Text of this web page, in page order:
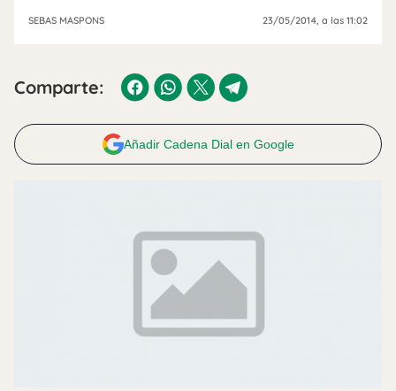
SEBAS MASPONS 23/05/2014, a las 11:02
Comparte:
Añadir Cadena Dial en Google